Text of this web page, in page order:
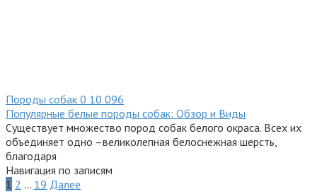
Породы собак 0 10 096
Популярные белые породы собак: Обзор и Виды
Существует множество пород собак белого окраса. Всех их
объединяет одно –великолепная белоснежная шерсть,
благодаря
Навигация по записям
1 2 … 19 Далее